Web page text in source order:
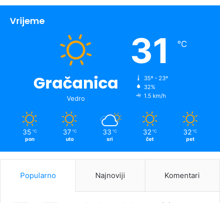
Vrijeme
Gračanica
Vedro
31 ℃
35º - 23º
32%
1.5 km/h
35 ℃
pon
37 ℃
uto
33 ℃
sri
32 ℃
čet
32 ℃
pet
Popularno Najnoviji Komentari